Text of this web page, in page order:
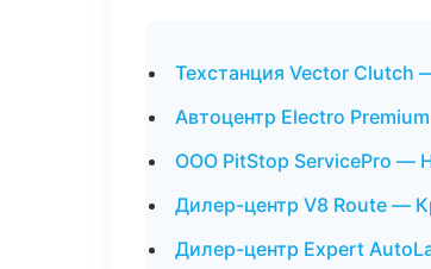
Техстанция Vector Clutch
Автоцентр Electro
ООО PitStop ServicePro —
Дилер-центр V8 Route —
Дилер-центр Expert